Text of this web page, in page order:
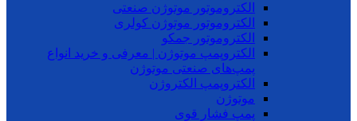
الکتروموتور موتوژن صنعتی
الکتروموتور موتوژن کولری
الکتروموتور جمکو
الکتروپمپ موتوژن | معرفی و خرید انواع
پمپ‌های صنعتی موتوژن
الکتروپمپ الکتروژن
موتوژن
پمپ فشار قوی